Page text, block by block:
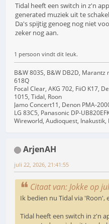
Tidal heeft een switch in z'n
generated muziek uit te
Da's spijtig genoeg nog niet
zeker nog aan.
1 persoon vindt dit leuk.
B&W 803S, B&W DB2D,
618Q
Focal Clear, AKG 702, FiiO K17,
1015, Tidal, Roon
Jamo Concert11, Denon PMA-
LG 83C5, Panasonic DP-
Wireworld, Audioquest, Inakustik,
ArjenAH
juli 22, 2026, 21:41:55
Citaat van: Jokke op
Ik bedien nu Tidal via
Tidal heeft een switch in z'n